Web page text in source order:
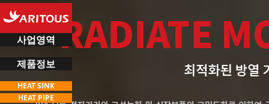
사업영역
제품정보
HEAT SINK
HEAT PIPE